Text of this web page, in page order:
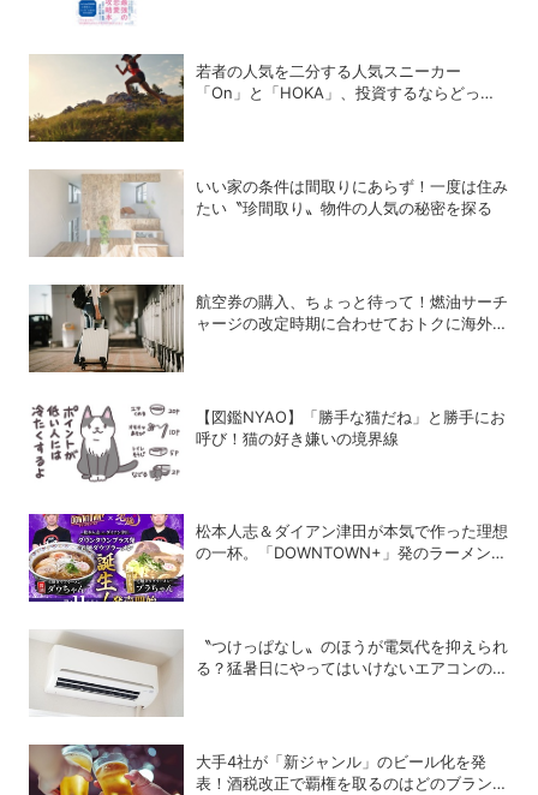
若者の人気を二分する人気スニーカー
「On」と「HOKA」、投資するならどっ
いい家の条件は間取りにあらず！一度は住み
たい〝珍間取り〟物件の人気の秘密を探る
航空券の購入、ちょっと待って！燃油サーチ
ャージの改定時期に合わせておトクに海外航
【図鑑NYAO】「勝手な猫だね」と勝手にお
呼び！猫の好き嫌いの境界線
松本人志＆ダイアン津田が本気で作った理想
の一杯。「DOWNTOWN+」発のラーメンを
〝つけっぱなし〟のほうが電気代を抑えられ
る？猛暑日にやってはいけないエアコンの使
大手4社が「新ジャンル」のビール化を発
表！酒税改正で覇権を取るのはどのブランド